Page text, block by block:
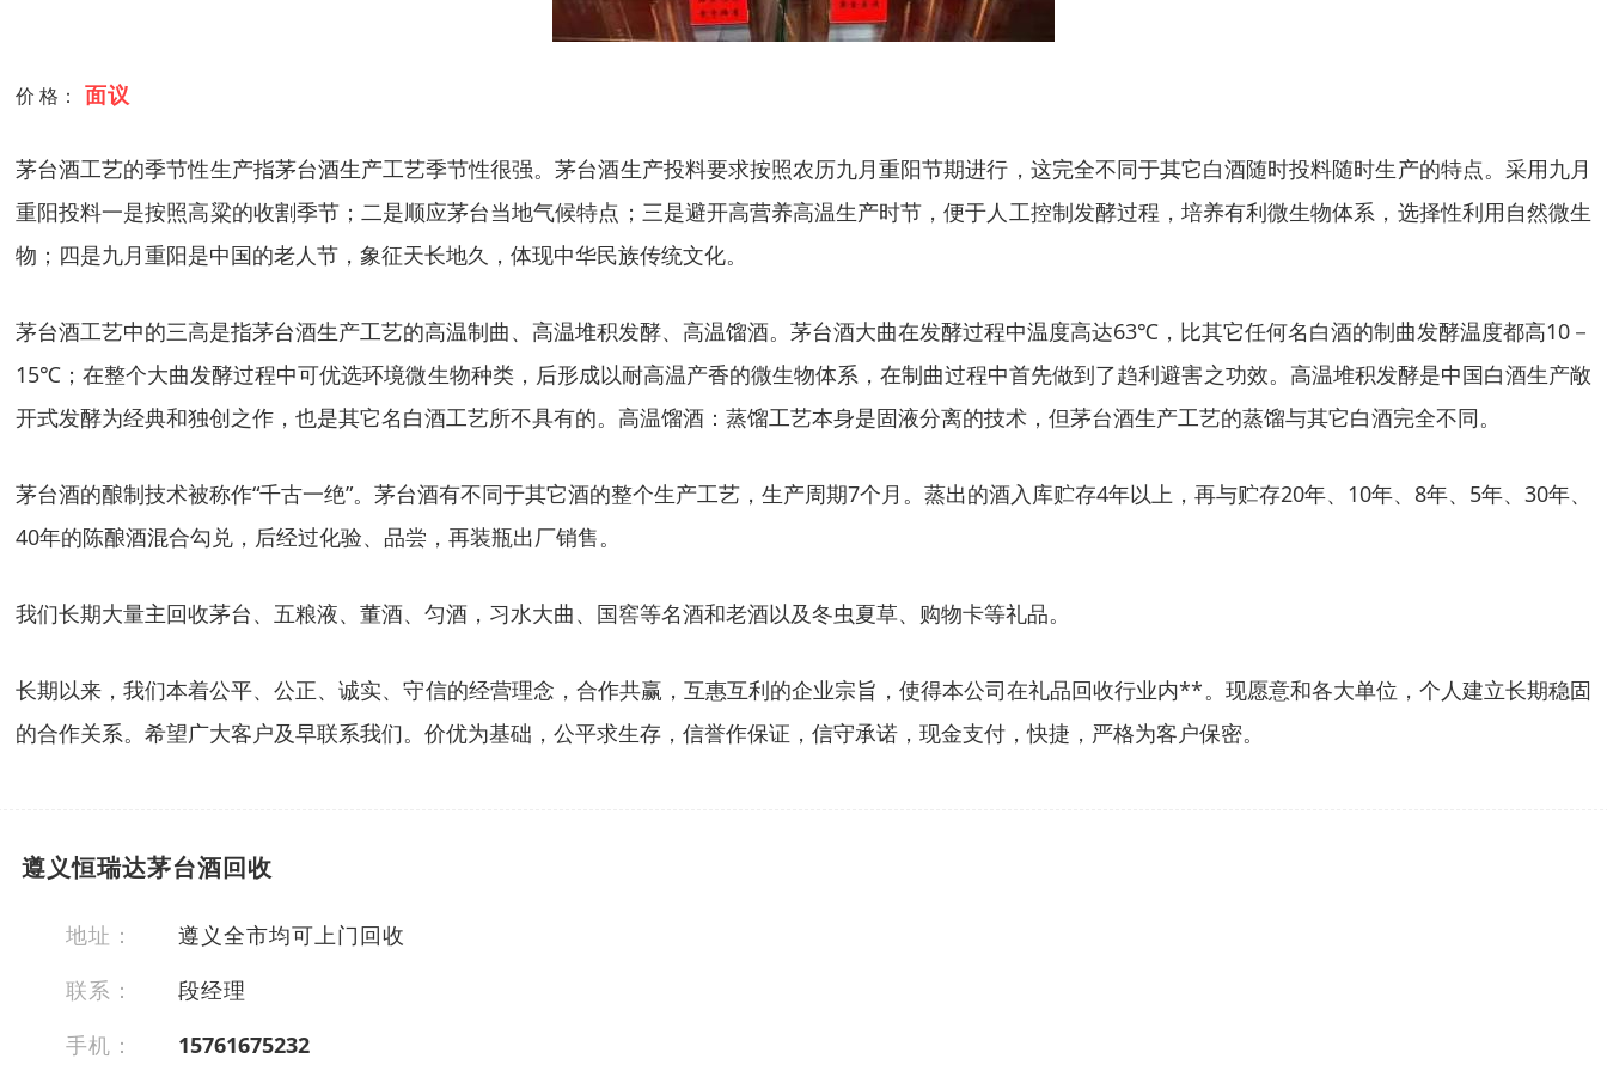
价 格： 面议
茅台酒工艺的季节性生产指茅台酒生产工艺季节性很强。茅台酒生产投料要求按照农历九月重阳节期进行，这完全不同于其它白酒随时投料随时生产的特点。采用九月
重阳投料一是按照高粱的收割季节；二是顺应茅台当地气候特点；三是避开高营养高温生产时节，便于人工控制发酵过程，培养有利微生物体系，选择性利用自然微生
物；四是九月重阳是中国的老人节，象征天长地久，体现中华民族传统文化。
茅台酒工艺中的三高是指茅台酒生产工艺的高温制曲、高温堆积发酵、高温馏酒。茅台酒大曲在发酵过程中温度高达63℃，比其它任何名白酒的制曲发酵温度都高10－
15℃；在整个大曲发酵过程中可优选环境微生物种类，后形成以耐高温产香的微生物体系，在制曲过程中首先做到了趋利避害之功效。高温堆积发酵是中国白酒生产敞
开式发酵为经典和独创之作，也是其它名白酒工艺所不具有的。高温馏酒：蒸馏工艺本身是固液分离的技术，但茅台酒生产工艺的蒸馏与其它白酒完全不同。
茅台酒的酿制技术被称作“千古一绝”。茅台酒有不同于其它酒的整个生产工艺，生产周期7个月。蒸出的酒入库贮存4年以上，再与贮存20年、10年、8年、5年、30年、
40年的陈酿酒混合勾兑，后经过化验、品尝，再装瓶出厂销售。
我们长期大量主回收茅台、五粮液、董酒、匀酒，习水大曲、国窖等名酒和老酒以及冬虫夏草、购物卡等礼品。
长期以来，我们本着公平、公正、诚实、守信的经营理念，合作共赢，互惠互利的企业宗旨，使得本公司在礼品回收行业内**。现愿意和各大单位，个人建立长期稳固
的合作关系。希望广大客户及早联系我们。价优为基础，公平求生存，信誉作保证，信守承诺，现金支付，快捷，严格为客户保密。
遵义恒瑞达茅台酒回收
地址：
遵义全市均可上门回收
联系：
段经理
手机：
15761675232